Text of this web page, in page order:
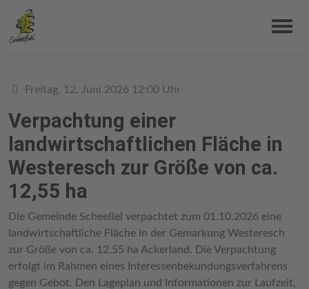
DetailsFreitag, 12. Juni 2026 12:00 Uhr
Verpachtung einer
landwirtschaftlichen Fläche in
Westeresch zur Größe von ca.
12,55 ha
Die Gemeinde Scheeßel verpachtet zum 01.10.2026 eine
landwirtschaftliche Fläche in der Gemarkung Westeresch
zur Größe von ca. 12,55 ha Ackerland. Die Verpachtung
erfolgt im Rahmen eines Interessenbekundungsverfahrens
gegen Gebot. Den Lageplan und Informationen zur Laufzeit,